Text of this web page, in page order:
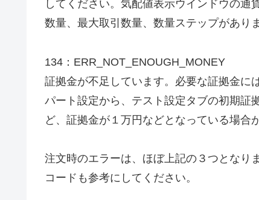
してください。気配値表示ウインドウの通
数量、最大取引数量、数量ステップがあり
134：ERR_NOT_ENOUGH_MONEY
証拠金が不足しています。必要な証拠金に
パート設定から、テスト設定タブの初期証
ど、証拠金が１万円などとなっている場合
注文時のエラーは、ほぼ上記の３つとなり
コードも参考にしてください。